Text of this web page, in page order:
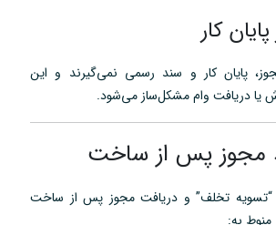
کار
پایان کار و سند رسمی نمی‌گیرند و این
یا دریافت وام مشکل‌ساز می‌شود.
“تسویه تخلف” و دریافت مجوز پس از ساخت
منوط به: